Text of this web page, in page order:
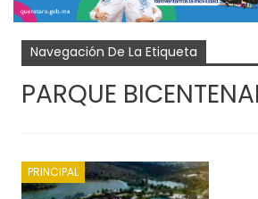
Navegación De La Etiqueta
PARQUE
PRINCIPAL